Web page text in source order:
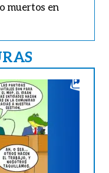
muertos en